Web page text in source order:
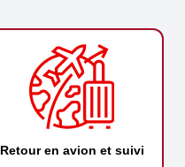
Retour en avion et suivi